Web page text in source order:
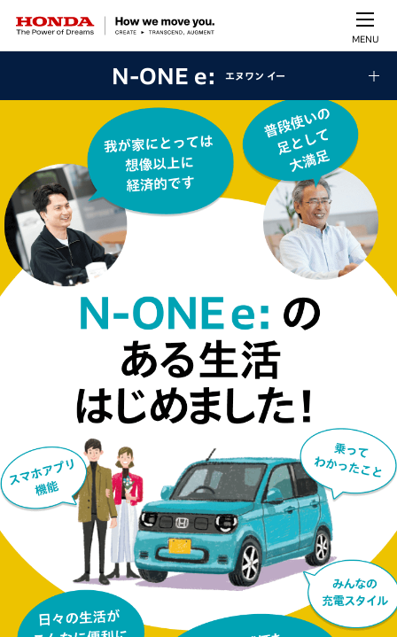
MENU
N-ONE e: エヌワン イー
N-ONE e: のある生活はじめ
我が家にとっては想像以上に経済的です
普段使いの足として大満足
日々の生活がこんなに便利になるなんて！
クルマの残価も、EVのバッテリーも保証があるので安心です
スマホアプリ機能
みんなの充電スタイル
乗ってわかったこと